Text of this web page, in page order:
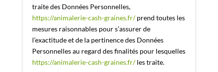
traite des Données Personnelles,
https://animalerie-cash-graines.fr/prend toutes les
mesures raisonnables pour s’assurer de
l’exactitude et de la pertinence des Données
Personnelles au regard des finalités pour lesquelles
https://animalerie-cash-graines.fr/les traite.